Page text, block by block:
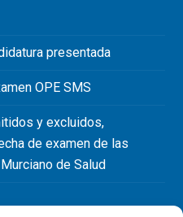
presentada
OPE SMS
y excluidos,
de examen de las
de Salud